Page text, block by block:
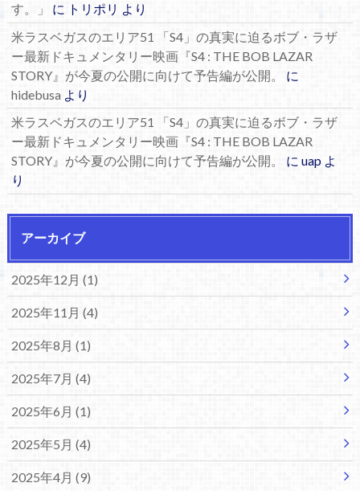
す。」
に トリポリ より
米ラスベガスのエリア51 「S4」の真実に迫るボブ・ラザ
ー最新ドキュメンタリー映画『S4 : THE BOB LAZAR
STORY』が今夏の公開に向けて予告編が公開。
に
hidebusaより
米ラスベガスのエリア51 「S4」の真実に迫るボブ・ラザ
ー最新ドキュメンタリー映画『S4 : THE BOB LAZAR
STORY』が今夏の公開に向けて予告編が公開。
に uapよ
り
アーカイブ
2025年12月 (1)
2025年11月 (4)
2025年8月 (1)
2025年7月 (4)
2025年6月 (1)
2025年5月 (4)
2025年4月 (9)